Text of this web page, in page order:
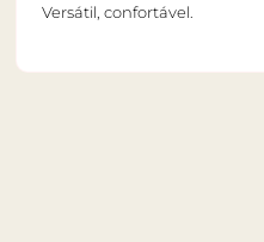
Versátil, confortável.